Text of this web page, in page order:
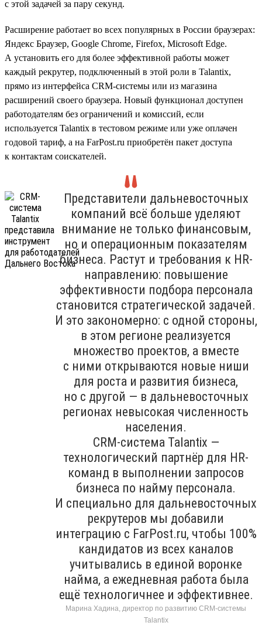
с этой задачей за пару секунд.
Расширение работает во всех популярных в России браузерах:
Яндекс Браузер, Google Chrome, Firefox, Microsoft Edge.
А установить его для более эффективной работы может
каждый рекрутер, подключенный в этой роли в Talantix,
прямо из интерфейса CRM-системы или из магазина
расширений своего браузера. Новый функционал доступен
работодателям без ограничений и комиссий, если
используется Talantix в тестовом режиме или уже оплачен
годовой тариф, а на FarPost.ru приобретён пакет доступа
к контактам соискателей.
Представители дальневосточных
компаний всё больше уделяют
внимание не только финансовым,
но и операционным показателям
бизнеса. Растут и требования к HR-
направлению: повышение
эффективности подбора персонала
становится стратегической задачей.
И это закономерно: с одной стороны,
в этом регионе реализуется
множество проектов, а вместе
с ними открываются новые ниши
для роста и развития бизнеса,
но с другой — в дальневосточных
регионах невысокая численность
населения.
CRM-система Talantix —
технологический партнёр для HR-
команд в выполнении запросов
бизнеса по найму персонала.
И специально для дальневосточных
рекрутеров мы добавили
интеграцию с FarPost.ru, чтобы 100%
кандидатов из всех каналов
учитывались в единой воронке
найма, а ежедневная работа была
ещё технологичнее и эффективнее.
Марина Хадина, директор по развитию CRM-системы
Talantix